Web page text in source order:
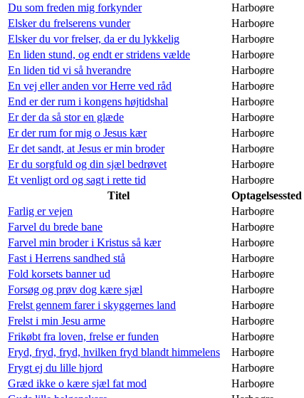
Du som freden mig forkynder
Harboøre
Elsker du frelserens vunder
Harboøre
Elsker du vor frelser, da er du lykkelig
Harboøre
En liden stund, og endt er stridens vælde
Harboøre
En liden tid vi så hverandre
Harboøre
En vej eller anden vor Herre ved råd
Harboøre
End er der rum i kongens højtidshal
Harboøre
Er der da så stor en glæde
Harboøre
Er der rum for mig o Jesus kær
Harboøre
Er det sandt, at Jesus er min broder
Harboøre
Er du sorgfuld og din sjæl bedrøvet
Harboøre
Et venligt ord og sagt i rette tid
Harboøre
Titel
Optagelsessted
Farlig er vejen
Harboøre
Farvel du brede bane
Harboøre
Farvel min broder i Kristus så kær
Harboøre
Fast i Herrens sandhed stå
Harboøre
Fold korsets banner ud
Harboøre
Forsøg og prøv dog kære sjæl
Harboøre
Frelst gennem farer i skyggernes land
Harboøre
Frelst i min Jesu arme
Harboøre
Frikøbt fra loven, frelse er funden
Harboøre
Fryd, fryd, fryd, hvilken fryd blandt himmelens
Harboøre
Frygt ej du lille hjord
Harboøre
Græd ikke o kære sjæl fat mod
Harboøre